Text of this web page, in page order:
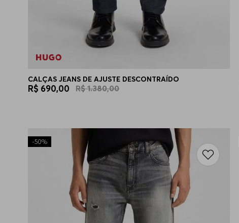
CALÇAS JEANS DE AJUSTE DESCONTRAÍDO
R$ 690,00 R$ 1.380,00
-50%